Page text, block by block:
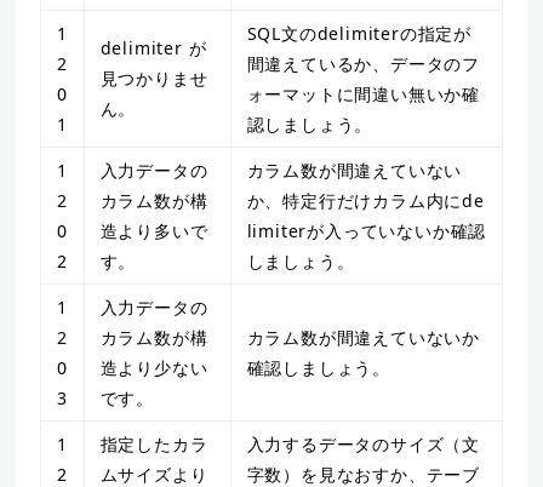
1
2
0
1
delimiter が
見つかりませ
ん。
SQL文のdelimiterの指定が
間違えているか、データのフ
ォーマットに間違い無いか確
認しましょう。
1
2
0
2
入力データの
カラム数が構
造より多いで
す。
カラム数が間違えていない
か、特定行だけカラム内にde
limiterが入っていないか確認
しましょう。
1
2
0
3
入力データの
カラム数が構
造より少ない
です。
カラム数が間違えていないか
確認しましょう。
1
2
指定したカラ
ムサイズより
入力するデータのサイズ（文
字数）を見なおすか、テーブ